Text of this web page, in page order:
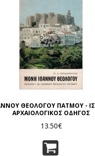
ΘΕΟΛΟΓΟΥ ΠΑΤΜΟΥ -
ΑΡΧΑΙΟΛΟΓΙΚΟΣ ΟΔΗΓΟΣ
13.50€